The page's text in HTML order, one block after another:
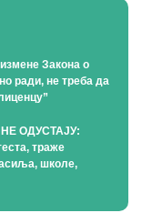
Закона о
ради, не треба да
НЕ ОДУСТАЈУ:
траже
школе,